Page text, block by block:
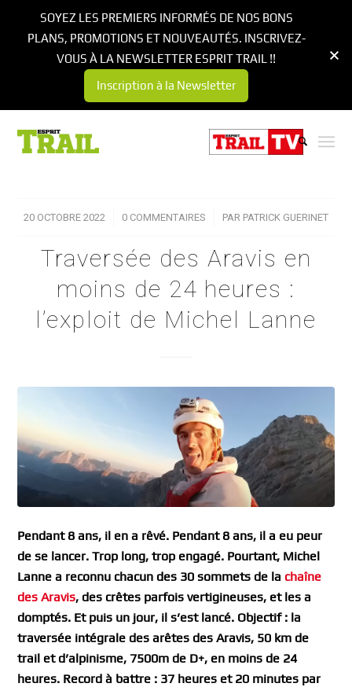
20 OCTOBRE 2022
/ 0 COMMENTAIRES
/ PAR PATRICK GUERINET
Traversée des Aravis en
moins de 24 heures :
l’exploit de Michel Lanne
Pendant 8 ans, il en a rêvé. Pendant 8 ans, il a eu peur
de se lancer. Trop long, trop engagé. Pourtant, Michel
Lanne a reconnu chacun des 30 sommets de la chaîne
des Aravis, des crêtes parfois vertigineuses, et les a
domptés. Et puis un jour, il s’est lancé. Objectif : la
traversée intégrale des arêtes des Aravis, 50 km de
trail et d’alpinisme, 7500m de D+, en moins de 24
heures. Record à battre : 37 heures et 20 minutes par
SOYEZ LES PREMIERS INFORMÉS DE NOS BONS
PLANS, PROMOTIONS ET NOUVEAUTÉS. INSCRIVEZ-
VOUS À LA NEWSLETTER ESPRIT TRAIL !!
Inscription à la Newsletter